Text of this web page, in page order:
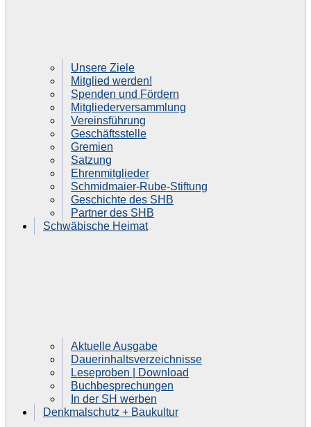
Unsere Ziele
Mitglied werden!
Spenden und Fördern
Mitgliederversammlung
Vereinsführung
Geschäftsstelle
Gremien
Satzung
Ehrenmitglieder
Schmidmaier-Rube-Stiftung
Geschichte des SHB
Partner des SHB
Schwäbische Heimat
Aktuelle Ausgabe
Dauerinhaltsverzeichnisse
Leseproben | Download
Buchbesprechungen
In der SH werben
Denkmalschutz + Baukultur